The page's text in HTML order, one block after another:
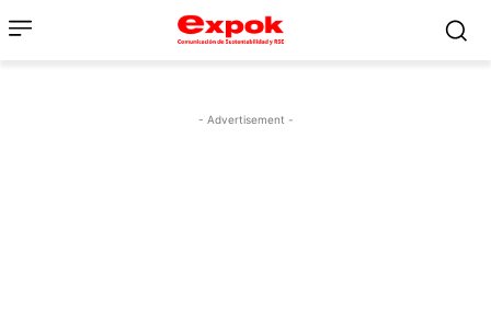
- Advertisement -